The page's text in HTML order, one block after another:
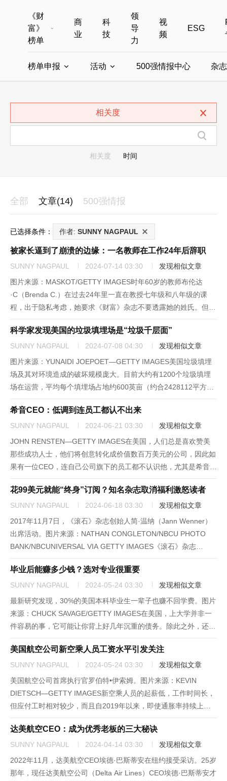
《财
富》
榜单
全部榜单
中国最具影响力商界女性
商
业
科
技
领
导
力
视
频
ESG
榜单申报 活动 500强情报中心 杂
相关度
相关度 时间
全部 文章(14) 500强情报
已选择条件： 作者: SUNNY NAGPAUL
被家长逼到了崩溃的边缘：一名教师在工作24年后辞职
SUNNY NAGPAUL 2024-07-14 03:30
发现相似文章
图片来源：MASKOT/GETTY IMAGES时年60岁的教师布伦达
·C（Brenda C.）在过去24年里一直在教授七年级和八年级的课
程，出于隐私考虑，她要求《财富》杂志不要透露她的姓氏。但来
自家长期望的压力，加上多年来对学生行为支持的不足，将她逼到
了崩溃的边缘。她在TikTok上发布的一段视频...
科学家发现美国的垃圾填埋场是“垃圾千层面”
SUNNY NAGPAUL 2024-07-08 04:30
发现相似文章
图片来源：YUNAIDI JOEPOET—GETTY IMAGES美国垃圾填埋
场及其对环境造成的破坏规模庞大。目前大约有1200个垃圾填埋
场在运营，平均每个填埋场占地约600英亩（约合2428112平方
米），相当于480个足球场。垃圾填埋场也是废物的温床，从腐烂
的蔬菜残渣、肉骨头到破旧的家用电器，这...
希音CEO：低调到连员工都认不出来
SUNNY NAGPAUL 2024-06-21 03:30
发现相似文章
JOHN RENSTEN—GETTY IMAGES在美国，人们总是喜欢赞美
那些成功人士，他们将创意转化成价值数百万美元的公司，因此如
果有一位CEO，连自己公司旗下的员工都不认识他，尤其是希音
（Shein）这样一家规模庞大的公司的CEO，难免会让人觉得有些
奇怪。然而，希音40岁的CEO许仰天（又名Ch...
花99美元就能“终身”订阅？知名杂志取消福利激怒读者
SUNNY NAGPAUL 2024-06-18 03:30
发现相似文章
2017年11月7日，《滚石》杂志创始人简·温纳（Jann Wenner）
出席活动。图片来源：NATHAN CONGLETON/NBCU PHOTO
BANK/NBCUNIVERSAL VIA GETTY IMAGES《滚石》杂志
（Rolling Stone）是由简·温纳在嬉皮士学生时代创办的传奇音...
毕业后能赚多少钱？选对专业很重要
SUNNY NAGPAUL 2024-05-24 03:30
发现相似文章
最新研究发现，30%的美国本科毕业生一辈子也赚不回学费。图片
来源：CHUCK SAVAGE/GETTY IMAGES在美国，上大学并非一
件容易的事，它可能让你背上好几年沉重的债务。除此之外，还有
一个因素是不得不考虑的。有一项最新分析指出，即便大学文凭有
可能给你带来更高的收入，但是还有30%的学生一辈...
美国航空公司新空乘人员工资水平引发关注
SUNNY NAGPAUL 2024-05-24 03:30
发现相似文章
美国航空公司首席执行官罗伯特•伊索姆。图片来源：KEVIN
DIETSCH—GETTY IMAGES新空乘人员的起薪低，工作时间长，
但应付工时相对较少，而且自2019年以来，即使通胀率持续上
升，他们也没有机会就合同工资进行重新谈判，在通往经济稳定的
职业道路上，他们历尽坎坷。美国航空公司出具了一封工作...
达美航空CEO：成为优秀老板的三大秘诀
SUNNY NAGPAUL 2024-04-14 03:30
发现相似文章
2022年11月，达美航空CEO埃德·巴斯蒂安在纽约接受采访。25岁
那年，现任达美航空公司（Delta Air Lines）CEO埃德·巴斯蒂安才